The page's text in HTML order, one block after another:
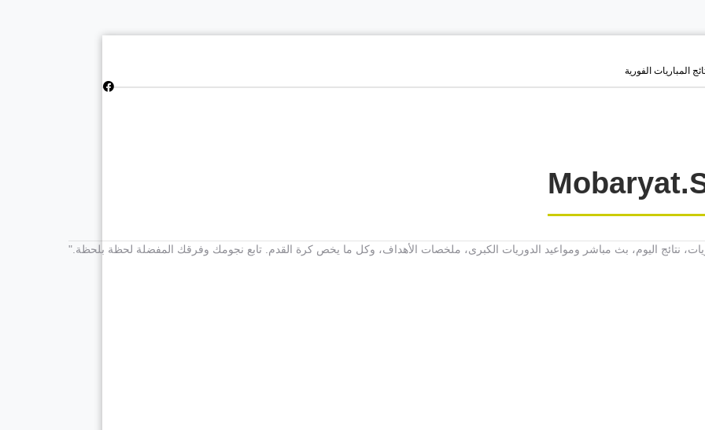
المباريات الفورية
نتائج اليوم، بث مباشر ومواعيد الدوريات الكبرى، ملخصات الأهداف، وكل ما يخص كرة القدم. تابع نجومك وفرقك المفضلة لحظة بلحظة."